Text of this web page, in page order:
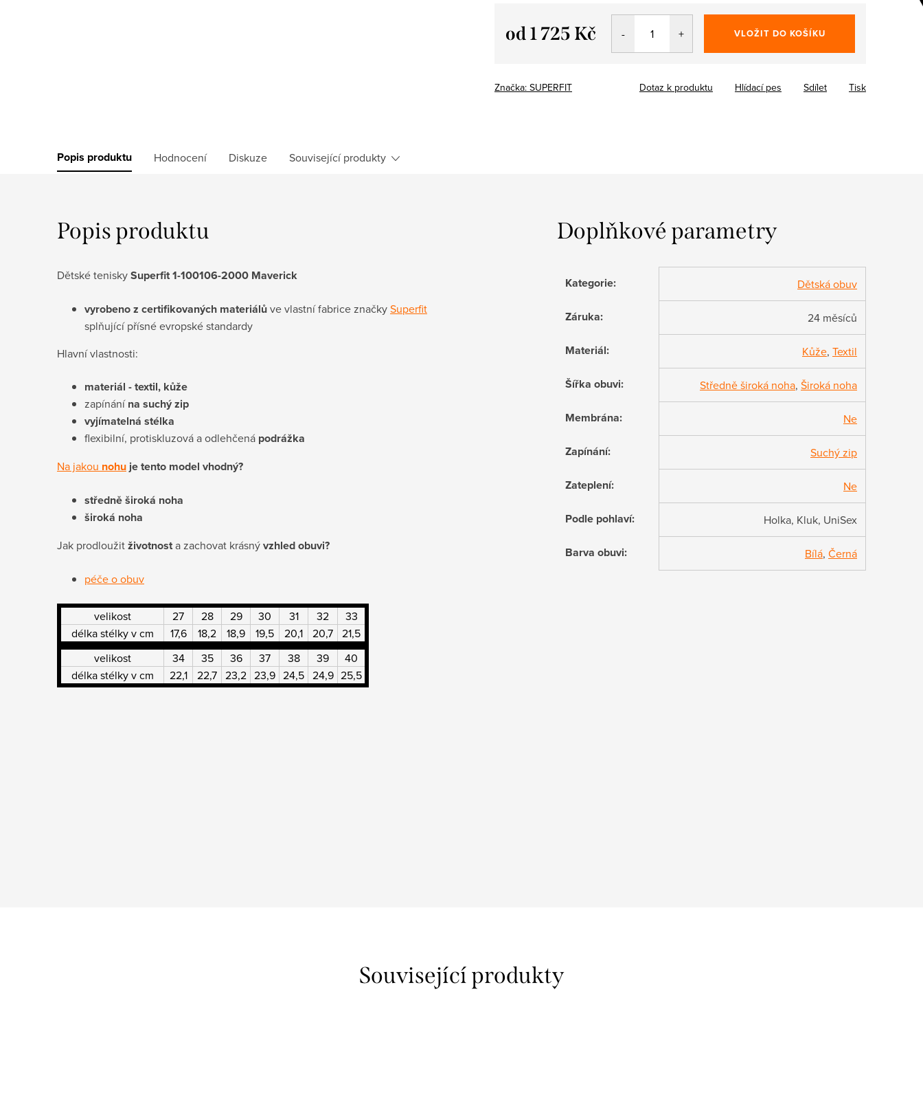
od1 725 Kč VLOŽIT DO KOŠÍKU
Značka: SUPERFIT Tisk
Dotaz k produktu Hlídací pes Sdílet
Popis produktu Hodnocení Diskuze Související produkty
Popis produktu
Dětské teniskySuperfit 1-100106-2000 Maverick
vyrobeno z certifikovaných materiálůve vlastní fabrice značkySuperfit
splňující přísné evropské standardy
Hlavní vlastnosti:
materiál - textil, kůže
zapínánína suchý zip
vyjímatelná stélka
flexibilní, protiskluzová a odlehčená podrážka
Na jakou nohuje tento model vhodný?
středně široká noha
široká noha
Jak prodloužitživotnosta zachovat krásnývzhled obuvi?
péče o obuv
velikost 27 28 29 30 31 32
33
délka stélky v cm
17,6 18,2 18,9 19,5 20,1 20,7 21,5
velikost
34 35 36 37 38 39
40
délka stélky v cm
22,1 22,7 23,2 23,9 24,5 24,9 25,5
Doplňkové parametry
Kategorie: Dětská obuv
Záruka: 24 měsíců
Materiál: Kůže, Textil
Šířka obuvi: Středně široká noha, Široká noha
Membrána: Ne
Zapínání: Suchý zip
Zateplení: Ne
Podle pohlaví: Holka, Kluk, UniSex
Barva obuvi: Bílá, Černá
Související produkty